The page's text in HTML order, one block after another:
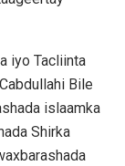
iyo Tacliinta
Bile
islaamka
Shirka